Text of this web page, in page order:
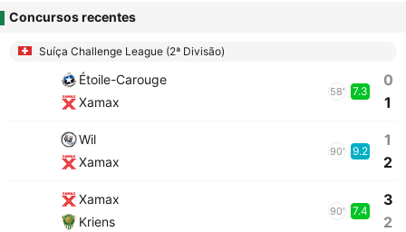
Concursos recentes
Suíça Challenge League (2ª Divisão)
Étoile-Carouge
Xamax
58' 7.3
0
1
Wil
Xamax
90' 9.2
1
2
Xamax
Kriens
90' 7.4
3
2